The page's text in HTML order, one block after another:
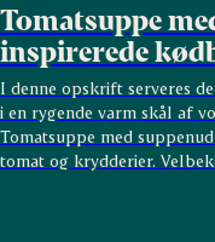
Tomatsuppe
inspirerede
I denne opskrift serveres
i en rygende varm skål af
Tomatsuppe med
tomat og krydderier.